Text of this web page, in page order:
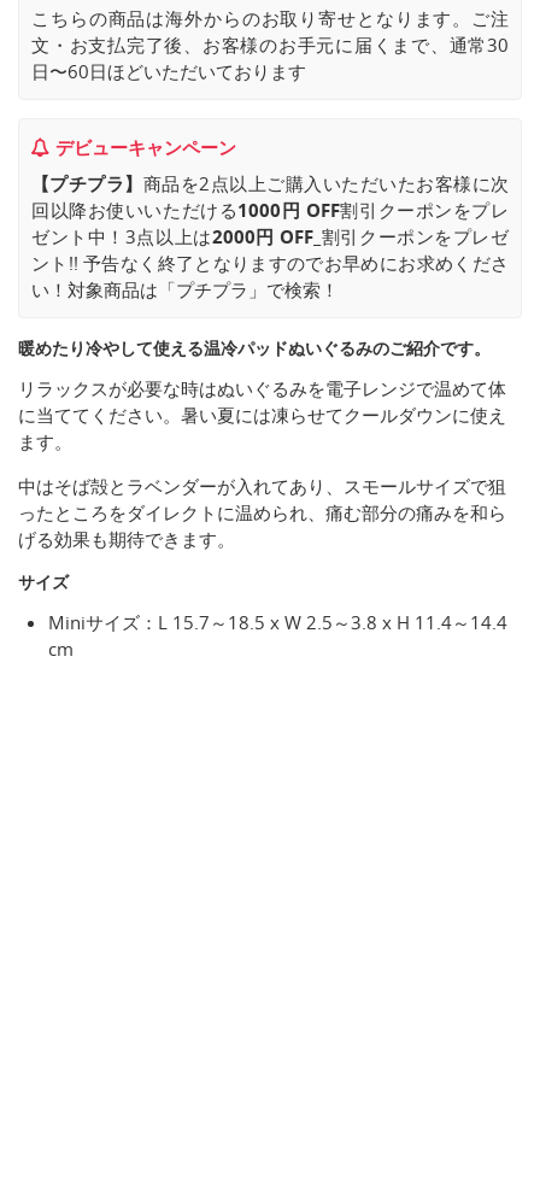
こちらの商品は海外からのお取り寄せとなります。ご注
文・お支払完了後、お客様のお手元に届くまで、通常30
日〜60日ほどいただいております
デビューキャンペーン
【プチプラ】 商品を2点以上ご購入いただいたお客様に次
回以降お使いいただける1000円 OFF割引クーポンをプレ
ゼント中！3点以上は2000円 OFF_ 割引クーポンをプレゼ
ント!! 予告なく終了となりますのでお早めにお求めくださ
い！対象商品は「プチプラ」で検索！
暖めたり冷やして使える温冷パッドぬいぐるみのご紹介です。
リラックスが必要な時はぬいぐるみを電子レンジで温めて体
に当ててください。暑い夏には凍らせてクールダウンに使え
ます。
中はそば殻とラベンダーが入れてあり、スモールサイズで狙
ったところをダイレクトに温められ、痛む部分の痛みを和ら
げる効果も期待できます。
サイズ
Miniサイズ：L 15.7～18.5 x W 2.5～3.8 x H 11.4～14.4
cm